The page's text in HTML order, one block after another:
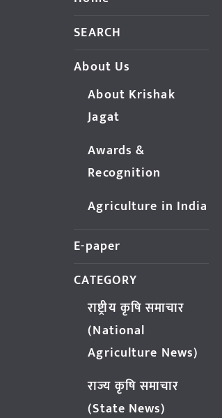
SEARCH
About Us
About Krishak
Jagat
Awards &
Recognition
Agriculture in India
E-paper
CATEGORY
राष्ट्रीय कृषि समाचार
(National
Agriculture News)
राज्य कृषि समाचार
(State News)